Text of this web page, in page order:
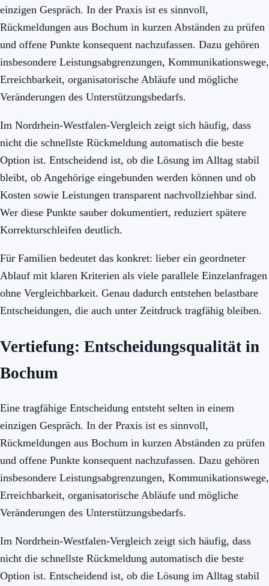
einzigen Gespräch. In der Praxis ist es sinnvoll,
Rückmeldungen aus Bochum in kurzen Abständen zu prüfen
und offene Punkte konsequent nachzufassen. Dazu gehören
insbesondere Leistungsabgrenzungen, Kommunikationswege,
Erreichbarkeit, organisatorische Abläufe und mögliche
Veränderungen des Unterstützungsbedarfs.
Im Nordrhein-Westfalen-Vergleich zeigt sich häufig, dass
nicht die schnellste Rückmeldung automatisch die beste
Option ist. Entscheidend ist, ob die Lösung im Alltag stabil
bleibt, ob Angehörige eingebunden werden können und ob
Kosten sowie Leistungen transparent nachvollziehbar sind.
Wer diese Punkte sauber dokumentiert, reduziert spätere
Korrekturschleifen deutlich.
Für Familien bedeutet das konkret: lieber ein geordneter
Ablauf mit klaren Kriterien als viele parallele Einzelanfragen
ohne Vergleichbarkeit. Genau dadurch entstehen belastbare
Entscheidungen, die auch unter Zeitdruck tragfähig bleiben.
Vertiefung: Entscheidungsqualität in
Bochum
Eine tragfähige Entscheidung entsteht selten in einem
einzigen Gespräch. In der Praxis ist es sinnvoll,
Rückmeldungen aus Bochum in kurzen Abständen zu prüfen
und offene Punkte konsequent nachzufassen. Dazu gehören
insbesondere Leistungsabgrenzungen, Kommunikationswege,
Erreichbarkeit, organisatorische Abläufe und mögliche
Veränderungen des Unterstützungsbedarfs.
Im Nordrhein-Westfalen-Vergleich zeigt sich häufig, dass
nicht die schnellste Rückmeldung automatisch die beste
Option ist. Entscheidend ist, ob die Lösung im Alltag stabil